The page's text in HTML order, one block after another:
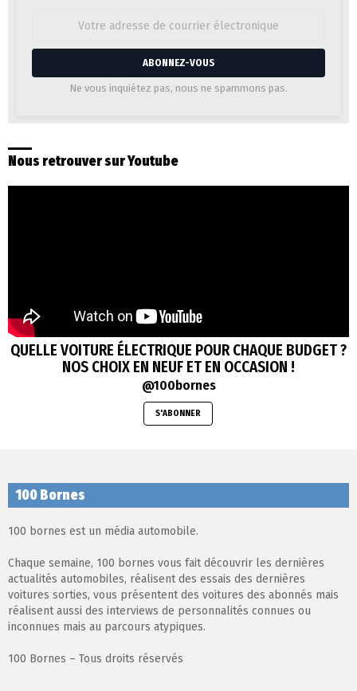
Ne vous inquiétez pas, nous ne spammons pas.
Nous retrouver sur Youtube
QUELLE VOITURE ÉLECTRIQUE POUR CHAQUE BUDGET ?
NOS CHOIX EN NEUF ET EN OCCASION !
@100bornes
S'ABONNER
100 Bornes
100 bornes est un média automobile.
Chaque semaine, 100 bornes vous fait découvrir les dernières
actualités automobiles, réalisent des essais des dernières
voitures sorties, vous présentent des voitures des abonnés mais
réalisent aussi des interviews de personnalités connues ou
inconnues mais au parcours atypiques.
100 Bornes – Tous droits réservés